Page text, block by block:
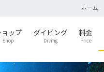
ホーム
ョップ
Shop
ダイビング
Diving
料金
Price